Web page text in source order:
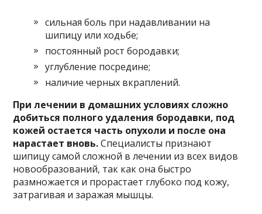
сильная боль при надавливании на
шипицу или ходьбе;
постоянный рост бородавки;
углубление посредине;
наличие черных вкраплений.
При лечении в домашних условиях сложно
добиться полного удаления бородавки, под
кожей остается часть опухоли и после она
нарастает вновь.Специалисты признают
шипицу самой сложной в лечении из всех видов
новообразований, так как она быстро
размножается и прорастает глубоко под кожу,
затрагивая и заражая мышцы.